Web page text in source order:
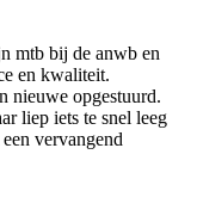
mtb bij de anwb en
en kwaliteit.
nieuwe opgestuurd.
liep iets te snel leeg
vervangend